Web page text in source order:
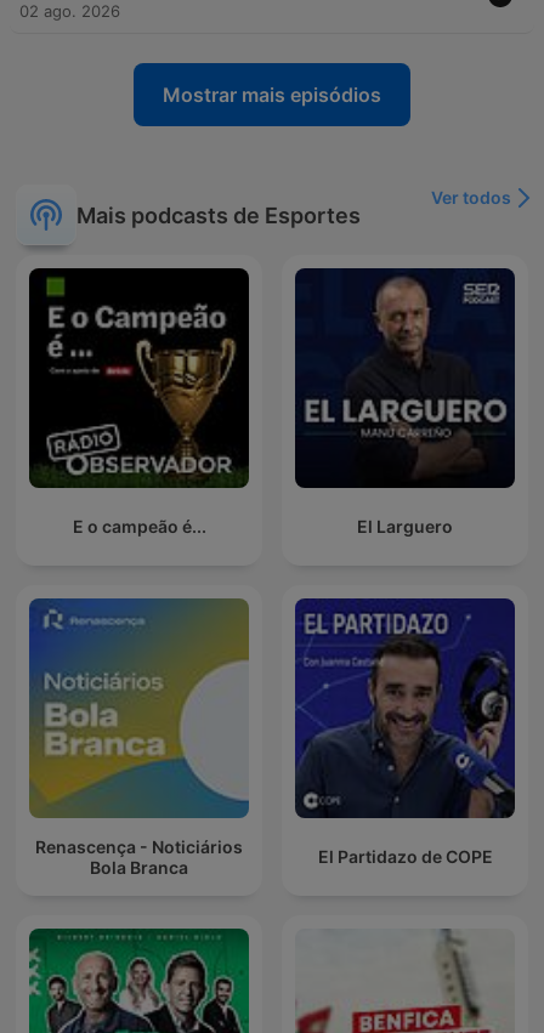
02 ago. 2026
Mostrar mais episódios
Mais podcasts de Esportes
Ver todos
E o campeão é... El Larguero
Renascença - Noticiários
Bola Branca
El Partidazo de COPE